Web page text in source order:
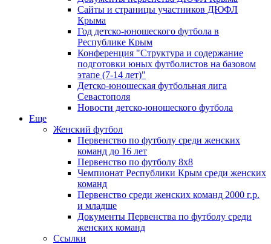
Сайты и страницы участников ДЮФЛ
Крыма
Год детско-юношеского футбола в
Республике Крым
Конференция "Структура и содержание
подготовки юных футболистов на базовом
этапе (7-14 лет)"
Детско-юношеская футбольная лига
Севастополя
Новости детско-юношеского футбола
Еще
Женский футбол
Первенство по футболу среди женских
команд до 16 лет
Первенство по футболу 8х8
Чемпионат Республики Крым среди женских
команд
Первенство среди женских команд 2000 г.р.
и младше
Документы Первенства по футболу среди
женских команд
Ссылки